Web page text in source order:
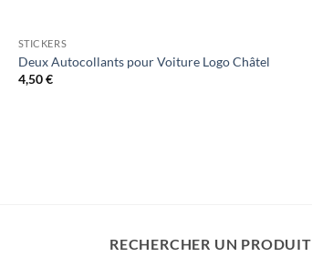
STICKERS
Deux Autocollants pour Voiture Logo Châtel
4,50€
RECHERCHER UN PRODUIT